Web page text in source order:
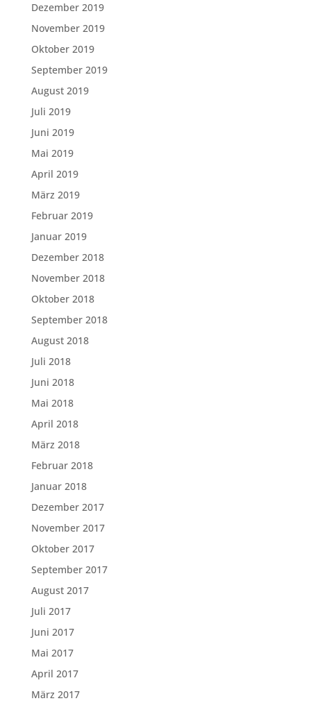
Dezember 2019
November 2019
Oktober 2019
September 2019
August 2019
Juli 2019
Juni 2019
Mai 2019
April 2019
März 2019
Februar 2019
Januar 2019
Dezember 2018
November 2018
Oktober 2018
September 2018
August 2018
Juli 2018
Juni 2018
Mai 2018
April 2018
März 2018
Februar 2018
Januar 2018
Dezember 2017
November 2017
Oktober 2017
September 2017
August 2017
Juli 2017
Juni 2017
Mai 2017
April 2017
März 2017